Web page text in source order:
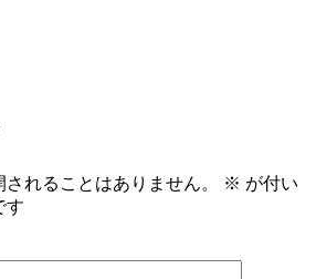
れることはありません。 ※ が付い
す